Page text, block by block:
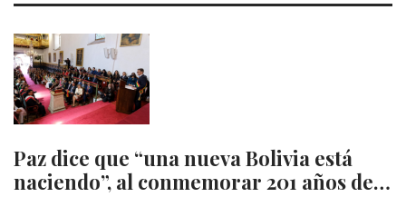
Paz dice que “una nueva Bolivia está
naciendo”, al conmemorar 201 años de…